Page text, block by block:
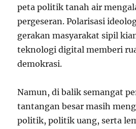
peta politik tanah air
pergeseran. Polarisasi
gerakan masyarakat sipil
teknologi digital memberi
demokrasi.
Namun, di balik semangat
tantangan besar masih
politik, politik uang, serta